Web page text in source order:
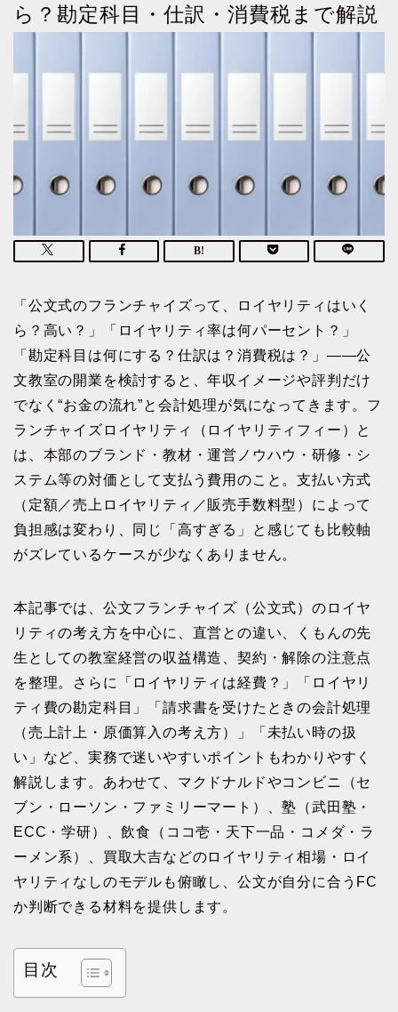
ら？勘定科目・仕訳・消費税まで解説
「公文式のフランチャイズって、ロイヤリティはいく
ら？高い？」「ロイヤリティ率は何パーセント？」
「勘定科目は何にする？仕訳は？消費税は？」——公
文教室の開業を検討すると、年収イメージや評判だけ
でなく“お金の流れ”と会計処理が気になってきます。フ
ランチャイズロイヤリティ（ロイヤリティフィー）と
は、本部のブランド・教材・運営ノウハウ・研修・シ
ステム等の対価として支払う費用のこと。支払い方式
（定額／売上ロイヤリティ／販売手数料型）によって
負担感は変わり、同じ「高すぎる」と感じても比較軸
がズレているケースが少なくありません。
本記事では、公文フランチャイズ（公文式）のロイヤ
リティの考え方を中心に、直営との違い、くもんの先
生としての教室経営の収益構造、契約・解除の注意点
を整理。さらに「ロイヤリティは経費？」「ロイヤリ
ティ費の勘定科目」「請求書を受けたときの会計処理
（売上計上・原価算入の考え方）」「未払い時の扱
い」など、実務で迷いやすいポイントもわかりやすく
解説します。あわせて、マクドナルドやコンビニ（セ
ブン・ローソン・ファミリーマート）、塾（武田塾・
ECC・学研）、飲食（ココ壱・天下一品・コメダ・ラ
ーメン系）、買取大吉などのロイヤリティ相場・ロイ
ヤリティなしのモデルも俯瞰し、公文が自分に合うFC
か判断できる材料を提供します。
目次